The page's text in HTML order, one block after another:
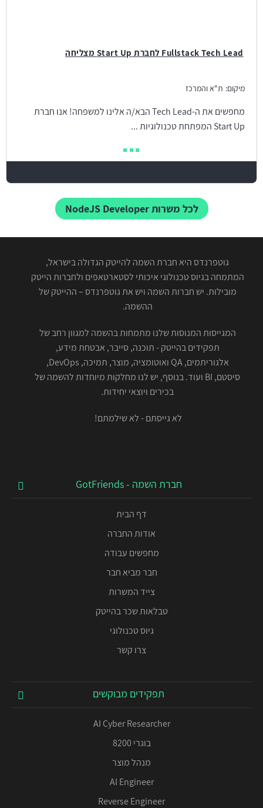
Fullstack Tech Lead לחברת Start Up מצליחה
מיקום: ת"א והמרכז
מחפשים את ה-Tech Lead הבא/ה אלינו למשפחה! אנו חברת
Start Up המפתחת טכנולוגיות ...
לכל משרות NodeJS Developer
גוטפרנדס היא חברת השמה להייטק הגדולה בישראל,
המתמחה בגיוס טכנולוגי איכותי לסטארטאפים ולחברות הייטק
מובילות. יש חברות השמה ויש את גוטפרנדס – ההייטק של
ההשמה.
המגייסות המנוסות שלנו מתמחות בהשמה למגוון רחב של
תפקידים בהייטק - תוכנה, סייבר, אבטחת מידע,
אלגוריתמים, QA ואוטומציה, מוצר, תמיכה, DevOps,
סיסטם, BI ועוד. בנוסף, יש לנו מחלקות מיוחדות להשמה של
בכירים ויוצאי יחידות.
לא גייסתם - לא שילמתם!
חברת השמה - GotFriends
דף הבית
אודות החברה
מחפשים עבודה
חבר מביא חבר
צייד המשרות
טבלאות שכר בהייטק
גיוס טכנולוגי
צרו קשר
תפקידים מבוקשים
AI Cyber Researcher
בוגרי 8200
מנהל מוצר
AI Engineer
Reverse Engineer